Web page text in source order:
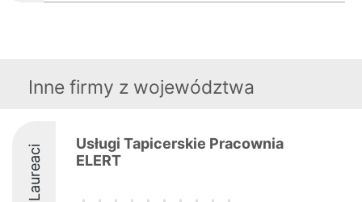
Inne firmy z województwa
Laureaci
Usługi Tapicerskie Pracownia
ELERT